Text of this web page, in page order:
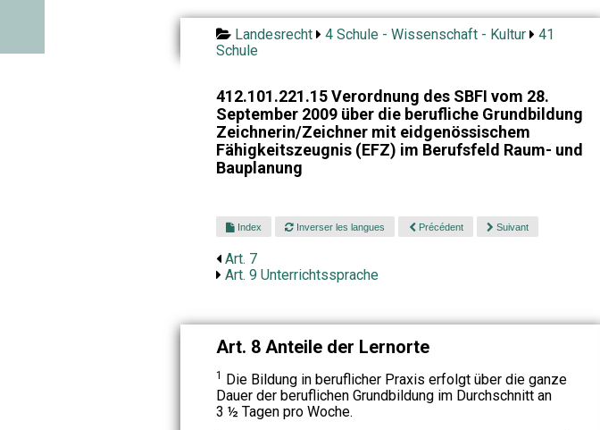
Landesrecht 4 Schule - Wissenschaft - Kultur
41
Schule
412.101.221.15 Verordnung des SBFI vom 28.
September 2009 über die berufliche Grundbildung
Zeichnerin/Zeichner mit eidgenössischem
Fähigkeitszeugnis (EFZ) im Berufsfeld Raum- und
Bauplanung
Index Inverser les langues Précédent Suivant
Art. 7
Art. 9 Unterrichtssprache
Art. 8 Anteile der Lernorte
1 Die Bildung in beruflicher Praxis erfolgt über die ganze
Dauer der beruflichen Grundbildung im Durchschnitt an
3 ½ Tagen pro Woche.